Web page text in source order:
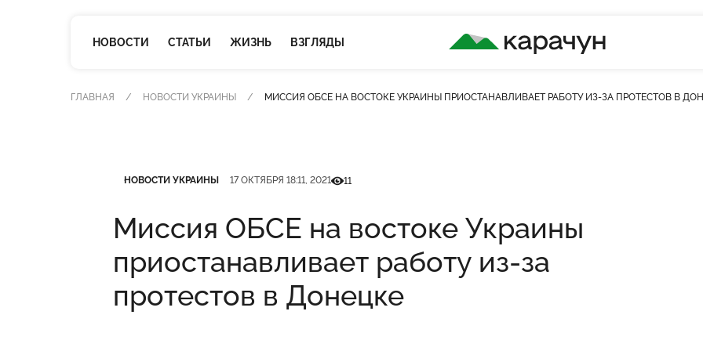
НОВОСТИ СТАТЬИ ЖИЗНЬ ВЗГЛЯДЫ
КАРАЧУН
ГЛАВНАЯ НОВОСТИ УКРАИНЫ МИССИЯ ОБСЕ НА ВОСТОКЕ УКРАИНЫ ПРИОСТАНАВЛИВАЕТ РАБОТУ ИЗ-ЗА ПРОТЕСТОВ В
НОВОСТИ УКРАИНЫ 17 ОКТЯБРЯ 18:11, 2021Кількість переглядів
11
Миссия ОБСЕ на востоке Украины
приостанавливает работу из-за
протестов в Донецке